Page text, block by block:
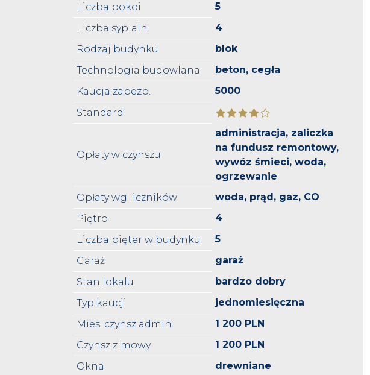
Liczba pokoi
5
Liczba sypialni
4
Rodzaj budynku
blok
Technologia budowlana
beton, cegła
Kaucja zabezp.
5000
Standard
Opłaty w czynszu
administracja, zaliczka
na fundusz remontowy,
wywóz śmieci, woda,
ogrzewanie
Opłaty wg liczników
woda, prąd, gaz, CO
Piętro
4
Liczba pięter w budynku
5
Garaż
garaż
Stan lokalu
bardzo dobry
Typ kaucji
jednomiesięczna
Mies. czynsz admin.
1 200 PLN
Czynsz zimowy
1 200 PLN
Okna
drewniane